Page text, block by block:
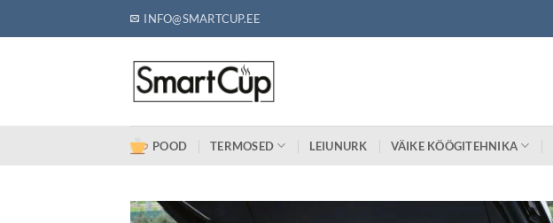
INFO@SMARTCUP.EE
POOD TERMOSED LEIUNURK VÄIKE KÖÖGITEHNIKA